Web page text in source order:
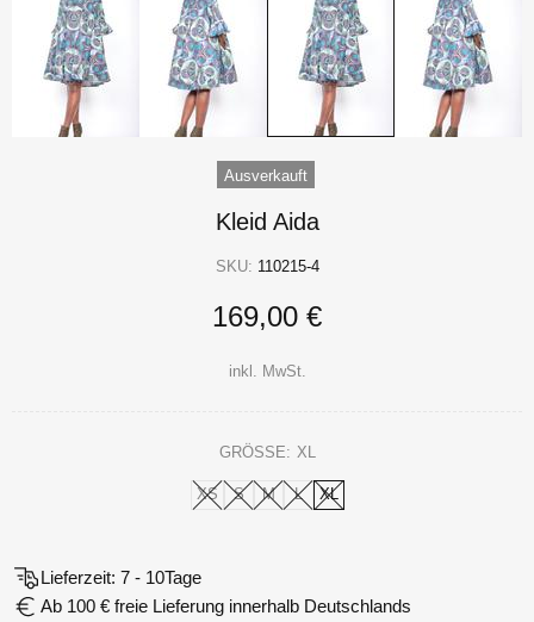
Ausverkauft
Kleid Aida
SKU: 110215-4
169,00 €
inkl. MwSt.
GRÖSSE: XL
XS S M L XL
Lieferzeit: 7 - 10Tage
Ab 100 € freie Lieferung innerhalb Deutschlands